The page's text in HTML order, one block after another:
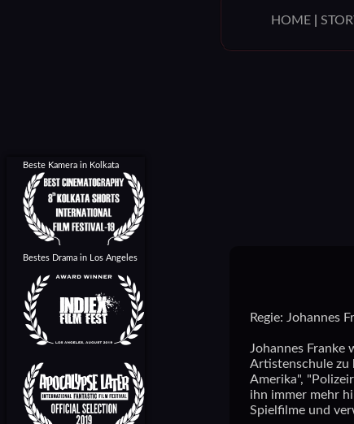
HOME|
Beste Kamera in Kolkata
Bestes Drama in Los Angeles
Regie: Johannes
Johannes Franke
Artistenschule zu
Amerika",
ihn immer mehr
Spielfilme und